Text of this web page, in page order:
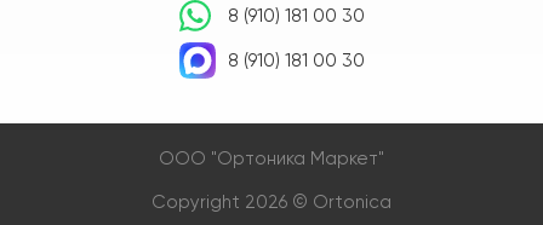
8 (910) 181 00 30
8 (910) 181 00 30
OOO "Ортоника Маркет"
Copyright 2026 © Ortonica